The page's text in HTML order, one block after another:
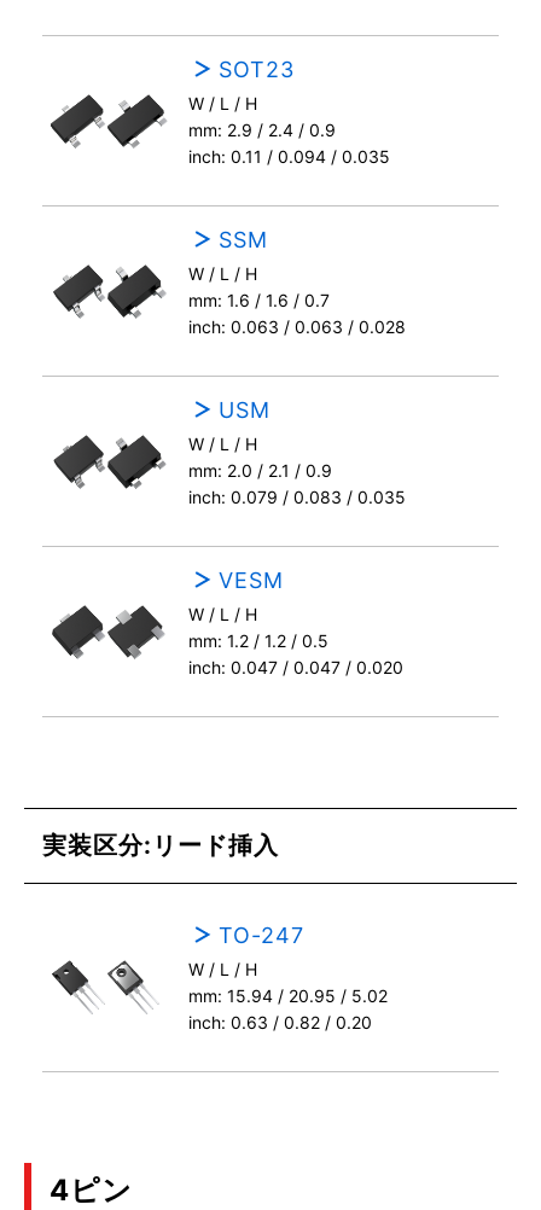
SOT23
W / L / H
mm: 2.9 / 2.4 / 0.9
inch: 0.11 / 0.094 / 0.035
SSM
W / L / H
mm: 1.6 / 1.6 / 0.7
inch: 0.063 / 0.063 / 0.028
USM
W / L / H
mm: 2.0 / 2.1 / 0.9
inch: 0.079 / 0.083 / 0.035
VESM
W / L / H
mm: 1.2 / 1.2 / 0.5
inch: 0.047 / 0.047 / 0.020
実装区分:リード挿入
TO-247
W / L / H
mm: 15.94 / 20.95 / 5.02
inch: 0.63 / 0.82 / 0.20
4ピン